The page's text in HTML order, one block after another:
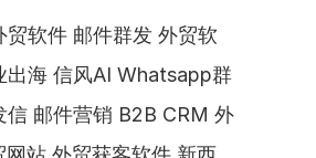
贸软件 邮件群发 外贸软
出海 信风AI Whatsapp群
信 邮件营销 B2B CRM 外